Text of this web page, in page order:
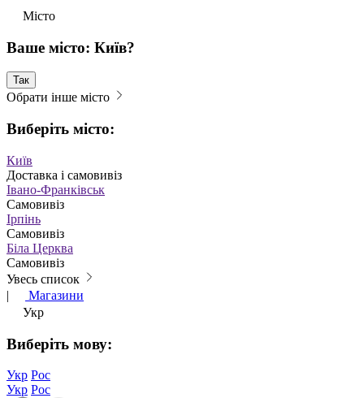
Місто
Ваше місто: Київ?
Так
Обрати інше місто
Виберіть місто:
Київ
Доставка і самовивіз
Івано-Франківськ
Самовивіз
Ірпінь
Самовивіз
Біла Церква
Самовивіз
Увесь список
|
Магазини
Укр
Виберіть мову:
Укр Рос
Укр Рос